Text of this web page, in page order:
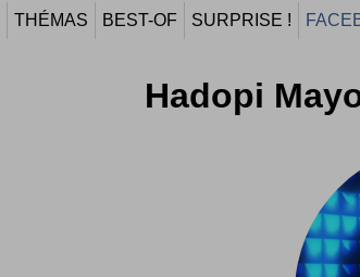
THÉMAS BEST-OF SURPRISE !
Hadopi